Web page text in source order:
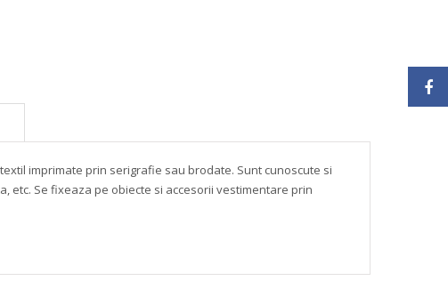
imprimate prin serigrafie sau brodate. Sunt cunoscute si
etc. Se fixeaza pe obiecte si accesorii vestimentare prin